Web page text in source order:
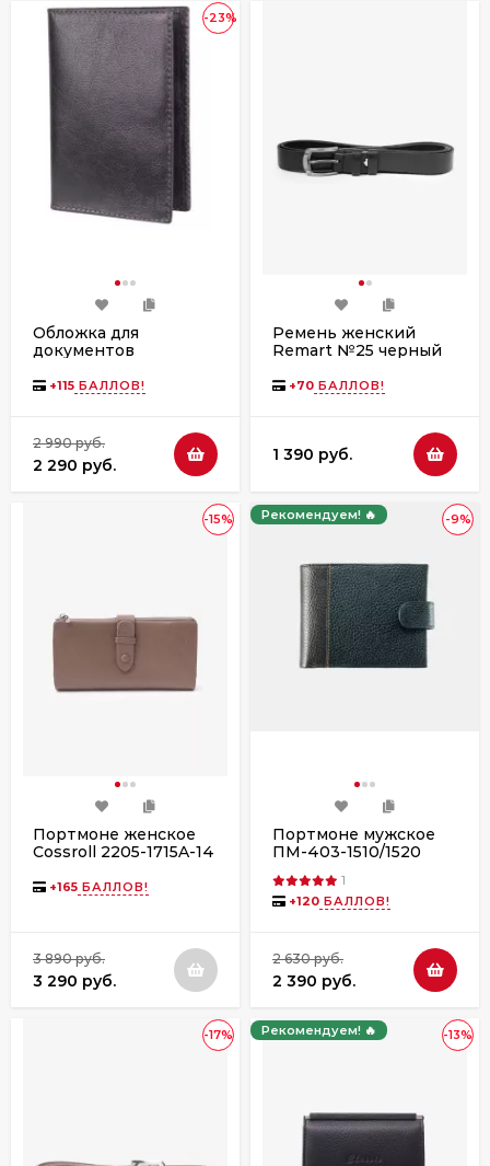
-23%
Обложка для
документов
+115 БАЛЛОВ!
2 990 руб.
2 290 руб.
Ремень женский
Remart №25 черный
+70 БАЛЛОВ!
1 390 руб.
-15%
Портмоне женское
Cossroll 2205-1715A-14
+165 БАЛЛОВ!
3 890 руб.
3 290 руб.
-9%
Рекомендуем! 🔥
Портмоне мужское
ПМ-403-1510/1520
1
+120 БАЛЛОВ!
2 630 руб.
2 390 руб.
-17% -13%
Рекомендуем! 🔥